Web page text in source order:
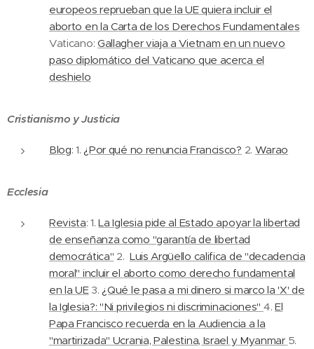
europeos reprueban que la UE quiera incluir el
aborto en la Carta de los Derechos Fundamentales
Vaticano: Gallagher viaja a Vietnam en un nuevo
paso diplomático del Vaticano que acerca el
deshielo
Cristianismo y Justicia
Blog: 1. ¿Por qué no renuncia Francisco? 2. Warao
Ecclesia
Revista: 1.La Iglesia pide al Estado apoyar la libertad
de enseñanza como "garantía de libertad
democrática" 2. Luis Argüello califica de "decadencia
moral" incluir el aborto como derecho fundamental
en la UE3. ¿Qué le pasa a mi dinero si marco la 'X' de
la Iglesia?: "Ni privilegios ni discriminaciones" 4. El
Papa Francisco recuerda en la Audiencia a la
"martirizada" Ucrania, Palestina, Israel y Myanmar 5.